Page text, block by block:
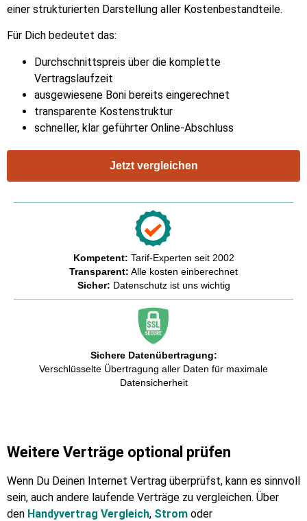
einer strukturierten Darstellung aller Kostenbestandteile.
Für Dich bedeutet das:
Durchschnittspreis über die komplette
Vertragslaufzeit
ausgewiesene Boni bereits eingerechnet
transparente Kostenstruktur
schneller, klar geführter Online-Abschluss
Jetzt vergleichen
Kompetent: Tarif-Experten seit 2002
Transparent: Alle kosten einberechnet
Sicher: Datenschutz ist uns wichtig
Sichere Datenübertragung:
Verschlüsselte Übertragung aller Daten für maximale
Datensicherheit
Weitere Verträge optional prüfen
Wenn Du Deinen Internet Vertrag überprüfst, kann es sinnvoll
sein, auch andere laufende Verträge zu vergleichen. Über
den Handyvertrag Vergleich, Strom oder